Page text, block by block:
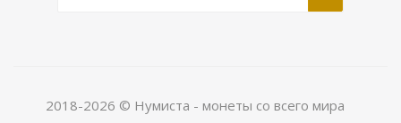
2018-2026 © Нумиста - монеты со всего мира